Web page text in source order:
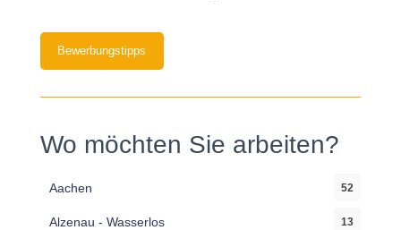
Bewerbungstipps
Wo möchten Sie arbeiten?
Aachen 52
Alzenau - Wasserlos 13